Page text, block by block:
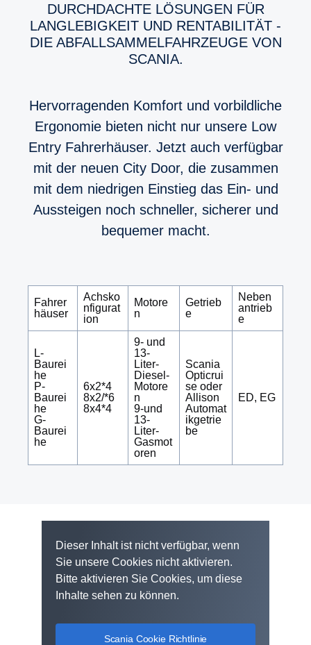
DURCHDACHTE LÖSUNGEN FÜR
LANGLEBIGKEIT UND RENTABILITÄT -
DIE ABFALLSAMMELFAHRZEUGE VON
SCANIA.
Hervorragenden Komfort und vorbildliche
Ergonomie bieten nicht nur unsere Low
Entry Fahrerhäuser. Jetzt auch verfügbar
mit der neuen City Door, die zusammen
mit dem niedrigen Einstieg das Ein- und
Aussteigen noch schneller, sicherer und
bequemer macht.
Fahrer
häuser
Achsko
nfigurat
ion
Motore
n
Getrieb
e
Neben
antrieb
e
L-
Baurei
he
P-
Baurei
he
G-
Baurei
he
6x2*4
8x2/*6
8x4*4
9- und
13-
Liter-
Diesel-
Motore
n
9-und
13-
Liter-
Gasmot
oren
Scania
Opticrui
se oder
Allison
Automat
ikgetrie
be
ED, EG
Dieser Inhalt ist nicht verfügbar, wenn
Sie unsere Cookies nicht aktivieren.
Bitte aktivieren Sie Cookies, um diese
Inhalte sehen zu können.
Scania Cookie Richtlinie